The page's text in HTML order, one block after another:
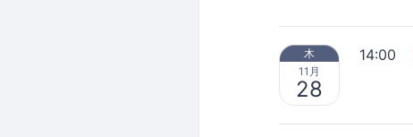
木
11月
28
14:00